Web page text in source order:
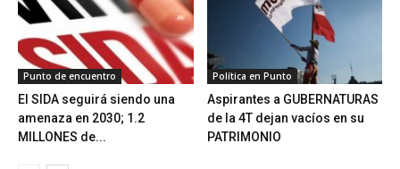
Punto de encuentro
El SIDA seguirá siendo una
amenaza en 2030; 1.2
MILLONES de...
Política en Punto
Aspirantes a GUBERNATURAS
de la 4T dejan vacíos en su
PATRIMONIO